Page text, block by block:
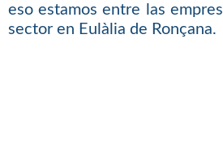
eso estamos entre las
sector en Eulàlia de Ronçana.